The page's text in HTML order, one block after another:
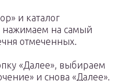
и каталог
нажимаем на самый
отмеченных.
«Далее», выбираем
и снова «Далее».